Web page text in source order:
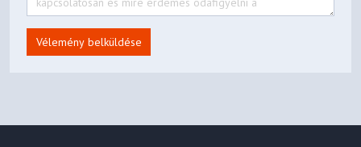
Vélemény belküldése